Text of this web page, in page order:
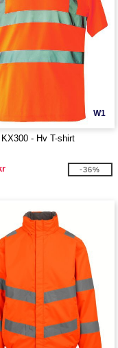
W1
- Hv T-shirt
-36%